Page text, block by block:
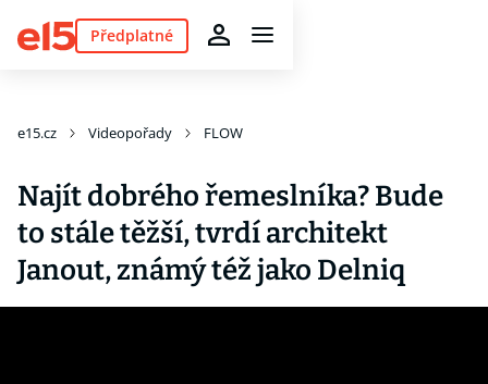
Předplatné
e15.cz Videopořady FLOW
Najít dobrého řemeslníka? Bude
to stále těžší, tvrdí architekt
Janout, známý též jako Delniq